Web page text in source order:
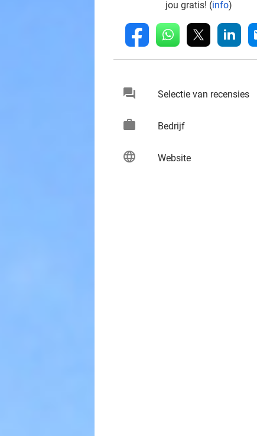
jou gratis! (info)
fb whatsapp linkedin
chat Selectie van recensies
work Bedrijf
language Website